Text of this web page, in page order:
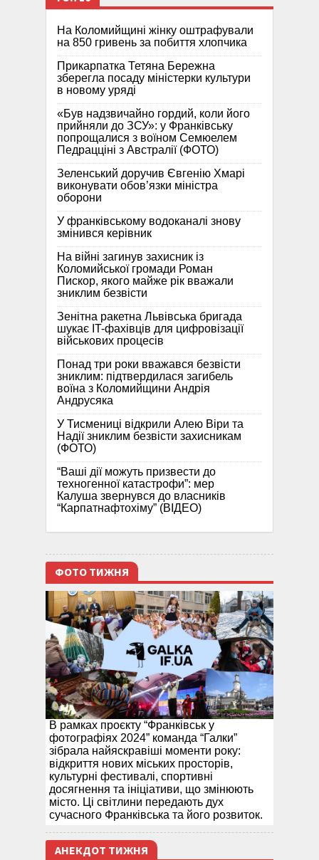
На Коломийщині жінку оштрафували
на 850 гривень за побиття хлопчика
Прикарпатка Тетяна Бережна
зберегла посаду міністерки культури
в новому уряді
«Був надзвичайно гордий, коли його
прийняли до ЗСУ»: у Франківську
попрощалися з воїном Семюелем
Педрацціні з Австралії (ФОТО)
Зеленський доручив Євгенію Хмарі
виконувати обов’язки міністра
оборони
У франківському водоканалі знову
змінився керівник
На війні загинув захисник із
Коломийської громади Роман
Пискор, якого майже рік вважали
зниклим безвісти
Зенітна ракетна Львівська бригада
шукає IT-фахівців для цифровізації
військових процесів
Понад три роки вважався безвісти
зниклим: підтвердилася загибель
воїна з Коломийщини Андрія
Андрусяка
У Тисмениці відкрили Алею Віри та
Надії зниклим безвісти захисникам
(ФОТО)
“Ваші дії можуть призвести до
техногенної катастрофи”: мер
Калуша звернувся до власників
“Карпатнафтохіму” (ВІДЕО)
ФОТО ТИЖНЯ
В рамках проєкту “Франківськ у
фотографіях 2024” команда “Галки”
зібрала найяскравіші моменти року:
відкриття нових міських просторів,
культурні фестивалі, спортивні
досягнення та ініціативи, що змінюють
місто. Ці світлини передають дух
сучасного Франківська та його розвиток.
АНЕКДОТ ТИЖНЯ